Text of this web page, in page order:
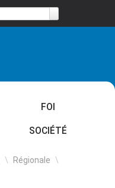
FOI
SOCIÉTÉ
\ Régionale \